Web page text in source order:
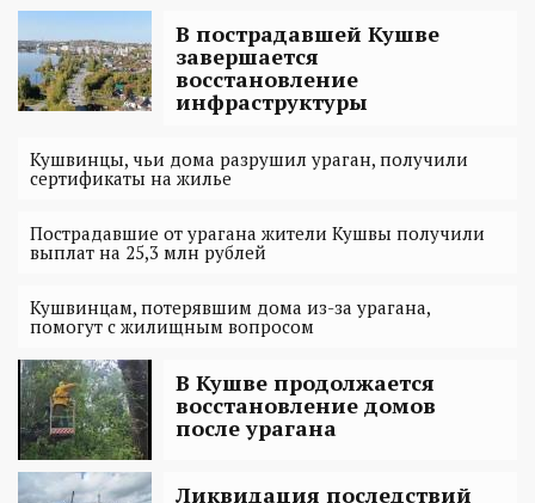
В пострадавшей Кушве
завершается
восстановление
инфраструктуры
Кушвинцы, чьи дома разрушил ураган, получили
сертификаты на жилье
Пострадавшие от урагана жители Кушвы получили
выплат на 25,3 млн рублей
Кушвинцам, потерявшим дома из-за урагана,
помогут с жилищным вопросом
В Кушве продолжается
восстановление домов
после урагана
Ликвидация последствий